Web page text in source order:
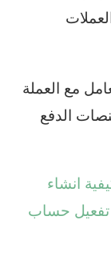
مع العملة
الدفع
انشاء
تفعيل حساب